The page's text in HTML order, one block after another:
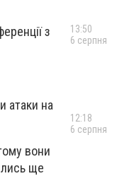
з
атаки на
вони
ще
13:50
6 серпня
12:18
6 серпня